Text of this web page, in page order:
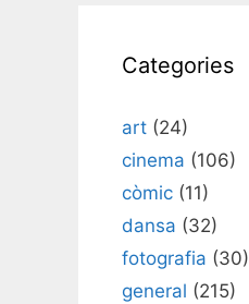
Categories
art (24)
cinema (106)
còmic (11)
dansa (32)
fotografia (30)
general (215)